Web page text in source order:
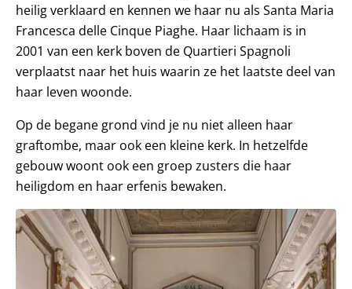
heilig verklaard en kennen we haar nu als Santa Maria
Francesca delle Cinque Piaghe. Haar lichaam is in
2001 van een kerk boven de Quartieri Spagnoli
verplaatst naar het huis waarin ze het laatste deel van
haar leven woonde.
Op de begane grond vind je nu niet alleen haar
graftombe, maar ook een kleine kerk. In hetzelfde
gebouw woont ook een groep zusters die haar
heiligdom en haar erfenis bewaken.